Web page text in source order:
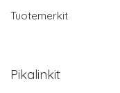
Tuotemerkit
Pikalinkit